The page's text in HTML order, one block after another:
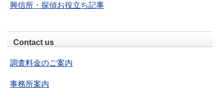
興信所・探偵お役立ち記事
Contact us
調査料金のご案内
事務所案内